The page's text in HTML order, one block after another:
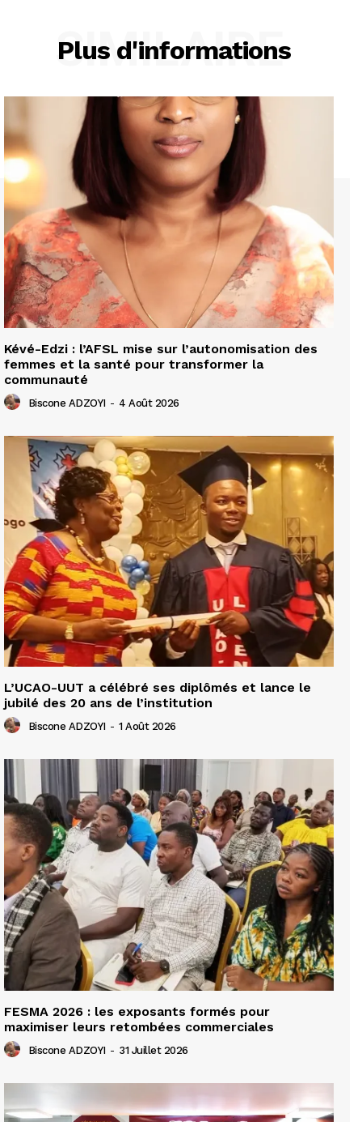
Plus d'informations
SIMILAIRE
Kévé-Edzi : l’AFSL mise sur l’autonomisation des
femmes et la santé pour transformer la
communauté
Biscone ADZOYI - 4 Août 2026
L’UCAO-UUT a célébré ses diplômés et lance le
jubilé des 20 ans de l’institution
Biscone ADZOYI - 1 Août 2026
FESMA 2026 : les exposants formés pour
maximiser leurs retombées commerciales
Biscone ADZOYI - 31 Juillet 2026